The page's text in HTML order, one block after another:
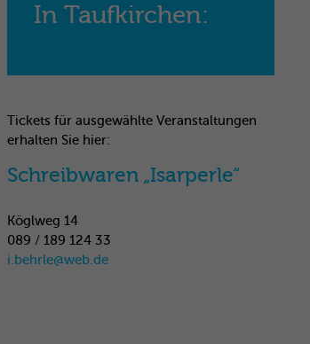
In Taufkirchen:
Tickets für ausgewählte Veranstaltungen
erhalten Sie hier:
Schreibwaren „Isarperle“
Köglweg 14
089 / 189 124 33
i.behrle@web.de